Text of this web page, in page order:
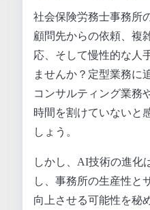
社会保険労務士事務所
顧問先からの依頼、複
応、そして慢性的な人
ませんか？定型業務に
コンサルティング業務
時間を割けていないと
しょう。
しかし、AI技術の進化
し、事務所の生産性と
向上させる可能性を秘